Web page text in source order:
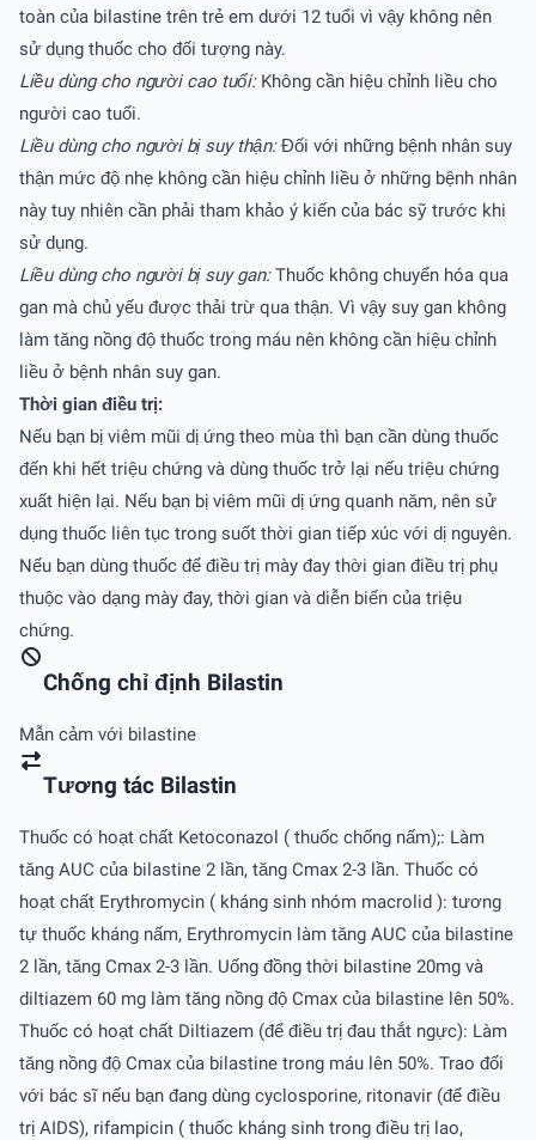
toàn của bilastine trên trẻ em dưới 12 tuổi vì vậy không nên
sử dụng thuốc cho đối tượng này.
Liều dùng cho người cao tuổi:Không cần hiệu chỉnh liều cho
người cao tuổi.
Liều dùng cho người bị suy thận:Đối với những bệnh nhân suy
thận mức độ nhẹ không cần hiệu chỉnh liều ở những bệnh nhân
này tuy nhiên cần phải tham khảo ý kiến của bác sỹ trước khi
sử dụng.
Liều dùng cho người bị suy gan:Thuốc không chuyển hóa qua
gan mà chủ yếu được thải trừ qua thận. Vì vậy suy gan không
làm tăng nồng độ thuốc trong máu nên không cần hiệu chỉnh
liều ở bệnh nhân suy gan.
Thời gian điều trị:
Nếu bạn bị viêm mũi dị ứng theo mùa thì bạn cần dùng thuốc
đến khi hết triệu chứng và dùng thuốc trở lại nếu triệu chứng
xuất hiện lại. Nếu bạn bị viêm mũi dị ứng quanh năm, nên sử
dụng thuốc liên tục trong suốt thời gian tiếp xúc với dị nguyên.
Nếu bạn dùng thuốc để điều trị mày đay thời gian điều trị phụ
thuộc vào dạng mày đay, thời gian và diễn biến của triệu
chứng.
Chống chỉ định Bilastin
Mẫn cảm với bilastine
Tương tác Bilastin
Thuốc có hoạt chất Ketoconazol ( thuốc chống nấm);: Làm
tăng AUC của bilastine 2 lần, tăng Cmax 2-3 lần. Thuốc có
hoạt chất Erythromycin ( kháng sinh nhóm macrolid ): tương
tự thuốc kháng nấm, Erythromycin làm tăng AUC của bilastine
2 lần, tăng Cmax 2-3 lần. Uống đồng thời bilastine 20mg và
diltiazem 60 mg làm tăng nồng độ Cmax của bilastine lên 50%.
Thuốc có hoạt chất Diltiazem (để điều trị đau thắt ngực): Làm
tăng nồng độ Cmax của bilastine trong máu lên 50%. Trao đổi
với bác sĩ nếu bạn đang dùng cyclosporine, ritonavir (để điều
trị AIDS), rifampicin ( thuốc kháng sinh trong điều trị lao,